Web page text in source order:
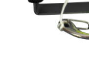
Kassalle